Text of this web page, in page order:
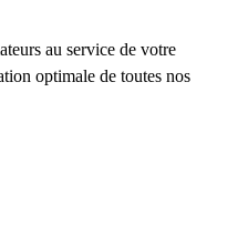
au service de votre
optimale de toutes nos